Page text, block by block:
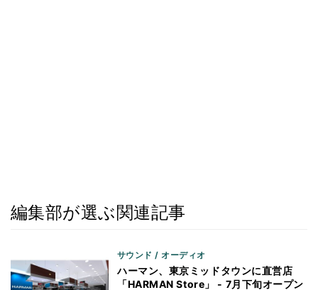
編集部が選ぶ関連記事
サウンド / オーディオ
ハーマン、東京ミッドタウンに直営店
「HARMAN Store」 - 7月下旬オープン